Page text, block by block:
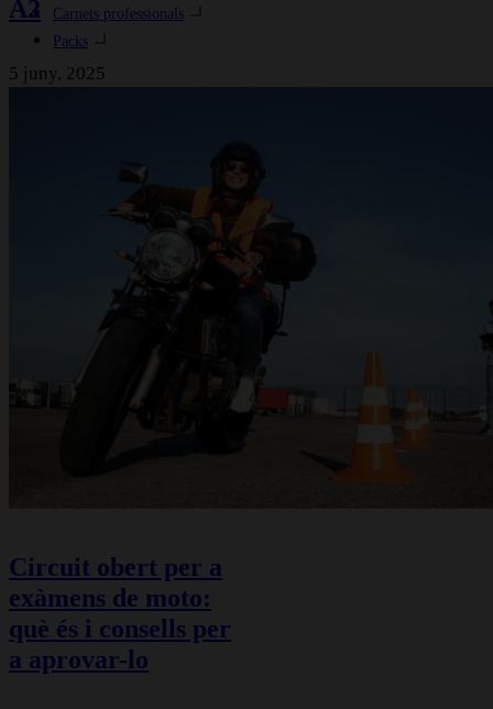
A2
5 juny, 2025
Circuit obert per a
exàmens de moto:
què és i consells per
a aprovar-lo
Carnets professionals
Packs
Blog RACC Start
Vols ser franquícia?
Vols ser professor d’autoescola?
©2025 RACC Mobility Club |
Condicions d'ús i Política de
Política de cookies
Autoescoles RACC
Consultar condicions contractuals
Page load link